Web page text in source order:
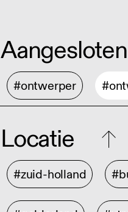
#ontwerper
Locatie
#zuid-holland